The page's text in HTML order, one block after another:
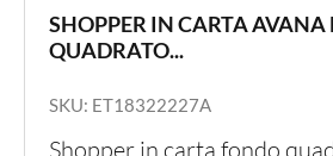
SHOPPER IN CARTA AVANA
QUADRATO...
SKU: ET18322227A
Shopper in carta fondo